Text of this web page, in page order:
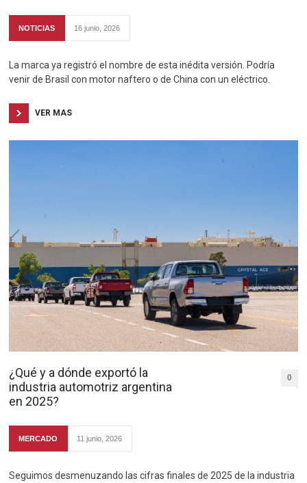
NOTICIAS 16 junio, 2026
La marca ya registró el nombre de esta inédita versión. Podría
venir de Brasil con motor naftero o de China con un eléctrico.
VER MAS
¿Qué y a dónde exportó la
industria automotriz argentina
en 2025?
0
MERCADO 11 junio, 2026
Seguimos desmenuzando las cifras finales de 2025 de la industria